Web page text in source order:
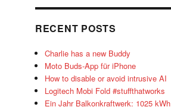
RECENT POSTS
Charlie has a new Buddy
Moto Buds-App für iPhone
How to disable or avoid intrusive AI
Logitech Mobi Fold #stuffthatworks
Ein Jahr Balkonkraftwerk: 1025 kWh